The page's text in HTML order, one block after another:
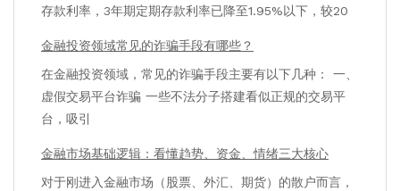
存款利率，3年期定期存款利率已降至1.95%以下，较20
金融投资领域常见的诈骗手段有哪些？
在金融投资领域，常见的诈骗手段主要有以下几种： 一、
虚假交易平台诈骗 一些不法分子搭建看似正规的交易平
台，吸引
金融市场基础逻辑：看懂趋势、资金、情绪三大核心
对于刚进入金融市场（股票、外汇、期货）的散户而言，